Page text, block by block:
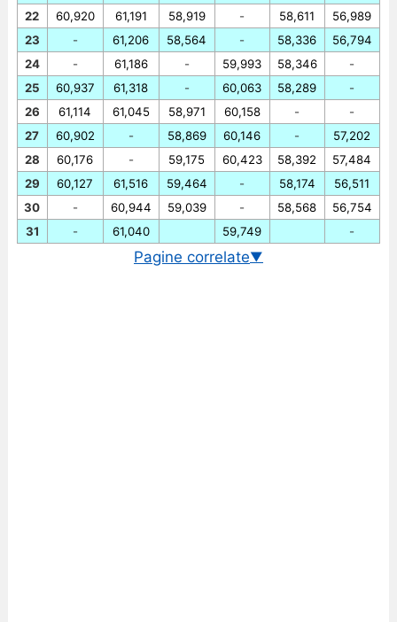
22
23
24
25
26
27
28
29
30
31
60,920
-
-
60,937
61,114
60,902
60,176
60,127
-
-
61,191
61,206
61,186
61,318
61,045
-
-
61,516
60,944
61,040
58,919
58,564
-
-
58,971
58,869
59,175
59,464
59,039
-
-
59,993
60,063
60,158
60,146
60,423
-
-
59,749
58,611
58,336
58,346
58,289
-
-
58,392
58,174
58,568
56,989
56,794
-
-
-
57,202
57,484
56,511
56,754
-
Pagine correlate▼